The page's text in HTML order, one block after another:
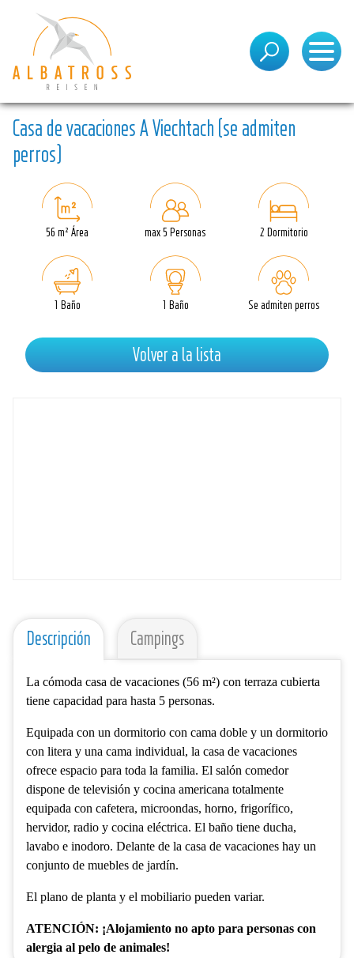
Encuentre las vacaciones de sus sueños
Casa de vacaciones A Viechtach (se admiten
perros)
Descripción Campings
La cómoda casa de vacaciones (56 m²) con terraza cubierta
tiene capacidad para hasta 5 personas.
Equipada con un dormitorio con cama doble y un dormitorio
con litera y una cama individual, la casa de vacaciones
ofrece espacio para toda la familia. El salón comedor
dispone de televisión y cocina americana totalmente
equipada con cafetera, microondas, horno, frigorífico,
hervidor, radio y cocina eléctrica. El baño tiene ducha,
lavabo e inodoro. Delante de la casa de vacaciones hay un
conjunto de muebles de jardín.
El plano de planta y el mobiliario pueden variar.
ATENCIÓN: ¡Alojamiento no apto para personas con
alergia al pelo de animales!
56 m² Área max 5 Personas 2 Dormitorio
1 Baño 1 Baño Se admiten perros
Volver a la lista